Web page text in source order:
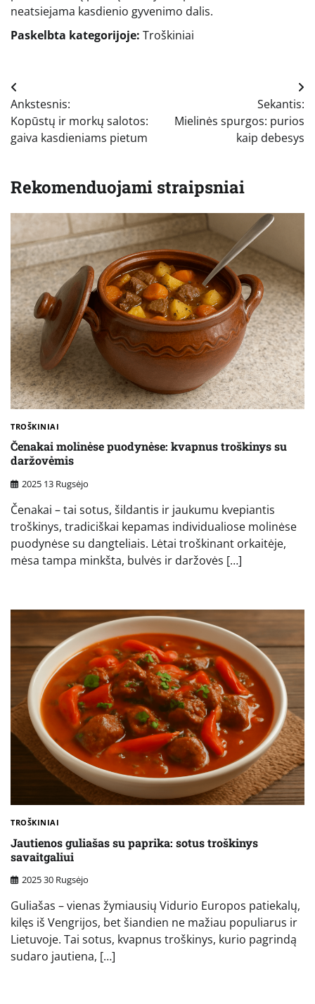
neatsiejama kasdienio gyvenimo dalis.
Paskelbta kategorijoje: Troškiniai
Navigacija
tarp
įrašų
Ankstesnis:
Kopūstų ir morkų salotos:
gaiva kasdieniams pietum
Sekantis:
Mielinės spurgos: purios
kaip debesys
Rekomenduojami straipsniai
TROŠKINIAI
Čenakai molinėse puodynėse: kvapnus troškinys su
daržovėmis
2025 13 Rugsėjo
Čenakai – tai sotus, šildantis ir jaukumu kvepiantis
troškinys, tradiciškai kepamas individualiose molinėse
puodynėse su dangteliais. Lėtai troškinant orkaitėje,
mėsa tampa minkšta, bulvės ir daržovės […]
TROŠKINIAI
Jautienos guliašas su paprika: sotus troškinys
savaitgaliui
2025 30 Rugsėjo
Guliašas – vienas žymiausių Vidurio Europos patiekalų,
kilęs iš Vengrijos, bet šiandien ne mažiau populiarus ir
Lietuvoje. Tai sotus, kvapnus troškinys, kurio pagrindą
sudaro jautiena, […]